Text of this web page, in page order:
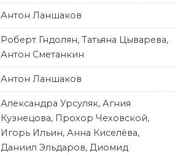
Антон Ланшаков
Роберт Гндолян, Татьяна Цыварева,
Антон Сметанкин
Антон Ланшаков
Александра Урсуляк, Агния
Кузнецова, Прохор Чеховской,
Игорь Ильин, Анна Киселёва,
Даниил Эльдаров, Диомид